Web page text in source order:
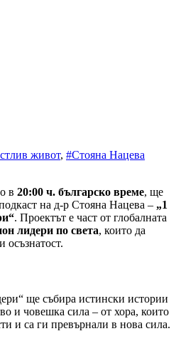
живот, #Стояна Нацева
в 20:00 ч. българско време, ще
на д-р Стояна Нацева – „1
. Проектът е част от глобалната
лидери по света, които да
осъзнатост.
ще събира истински истории
и човешка сила – от хора, които
и са ги превърнали в нова сила.